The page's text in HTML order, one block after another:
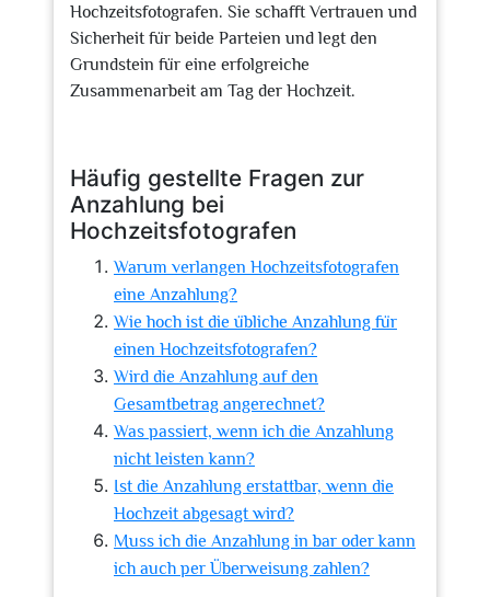
Hochzeitsfotografen. Sie schafft Vertrauen und
Sicherheit für beide Parteien und legt den
Grundstein für eine erfolgreiche
Zusammenarbeit am Tag der Hochzeit.
Häufig gestellte Fragen zur
Anzahlung bei
Hochzeitsfotografen
Warum verlangen Hochzeitsfotografen
eine Anzahlung?
Wie hoch ist die übliche Anzahlung für
einen Hochzeitsfotografen?
Wird die Anzahlung auf den
Gesamtbetrag angerechnet?
Was passiert, wenn ich die Anzahlung
nicht leisten kann?
Ist die Anzahlung erstattbar, wenn die
Hochzeit abgesagt wird?
Muss ich die Anzahlung in bar oder kann
ich auch per Überweisung zahlen?